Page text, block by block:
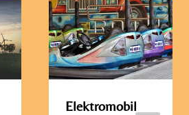
Elektromobil